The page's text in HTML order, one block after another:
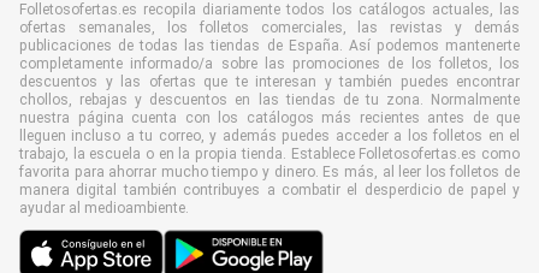
Folletosofertas.es recopila diariamente todos los catálogos actuales, las
ofertas semanales, los folletos comerciales, las revistas y demás
publicaciones de todas las tiendas de España. Así podemos mantenerte
completamente informado/a sobre las promociones de los folletos, los
descuentos y las ofertas que te interesan y también puedes encontrar
chollos, rebajas y descuentos en las tiendas de tu zona. Normalmente
nuestra página cuenta con los catálogos más recientes antes de que
lleguen incluso a tu correo, y además puedes acceder a los folletos en el
trabajo, la escuela o en la propia tienda. Establece Folletosofertas.es como
favorita para ahorrar mucho tiempo y dinero. Es más, al leer los folletos de
manera digital también contribuyes a combatir el desperdicio de papel y
ayudar al medioambiente.